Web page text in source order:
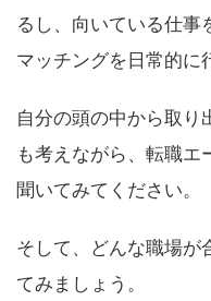
るし、向いている仕事
マッチングを日常的に
自分の頭の中から取り
も考えながら、転職エ
聞いてみてください。
そして、どんな職場が
てみましょう。